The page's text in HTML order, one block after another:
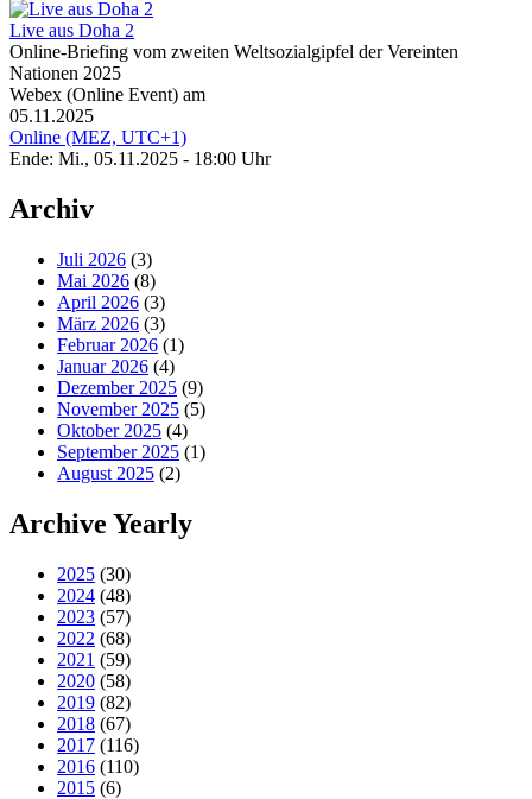
Live aus Doha 2
Online-Briefing vom zweiten Weltsozialgipfel der Vereinten
Nationen 2025
Webex (Online Event) am
05.11.2025
Online (MEZ, UTC+1)
Ende: Mi., 05.11.2025 - 18:00 Uhr
Archiv
Juli 2026 (3)
Mai 2026 (8)
April 2026 (3)
März 2026 (3)
Februar 2026 (1)
Januar 2026 (4)
Dezember 2025 (9)
November 2025 (5)
Oktober 2025 (4)
September 2025 (1)
August 2025 (2)
Archive Yearly
2025 (30)
2024 (48)
2023 (57)
2022 (68)
2021 (59)
2020 (58)
2019 (82)
2018 (67)
2017 (116)
2016 (110)
2015 (6)